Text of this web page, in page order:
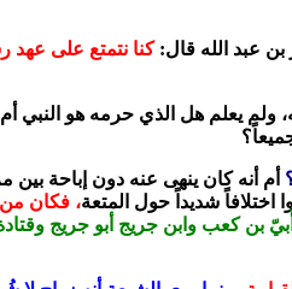
عبد الله قال:كنا نتمتع على عهد
ولم يعلم هل الذي حرمه هو
أم أنه كان ينهى عنه دون إباحة بين
شديداً حول المتعة، فكان
بن كعب وابن جريج أبو جريج